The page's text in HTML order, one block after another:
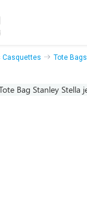
Tote Bags